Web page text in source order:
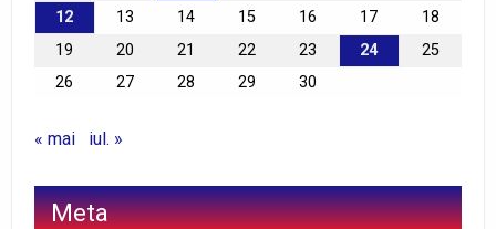
12
13 14 15 16 17
18
19
20 21 22 23 24
25
26
27 28 29 30
« mai iul. »
Meta